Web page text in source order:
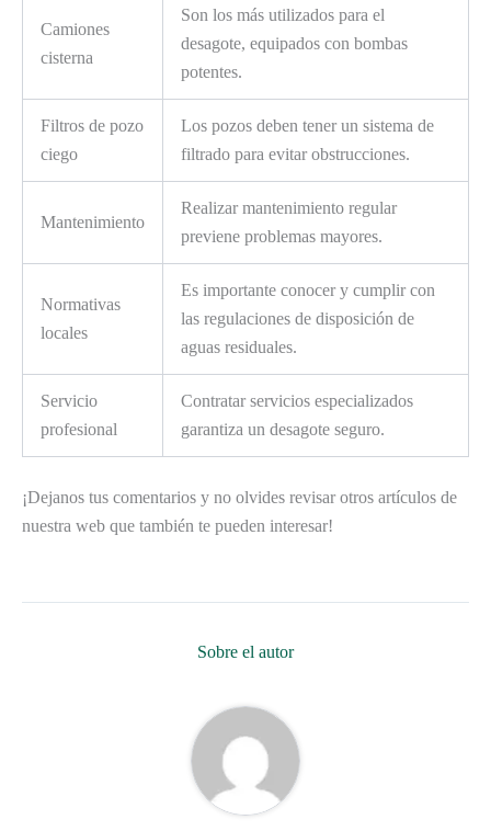
Camiones
cisterna
Son los más utilizados para el
desagote, equipados con bombas
potentes.
Filtros de pozo
ciego
Los pozos deben tener un sistema de
filtrado para evitar obstrucciones.
Mantenimiento
Realizar mantenimiento regular
previene problemas mayores.
Normativas
locales
Es importante conocer y cumplir con
las regulaciones de disposición de
aguas residuales.
Servicio
profesional
Contratar servicios especializados
garantiza un desagote seguro.
¡Dejanos tus comentarios y no olvides revisar otros artículos de
nuestra web que también te pueden interesar!
Sobre el autor